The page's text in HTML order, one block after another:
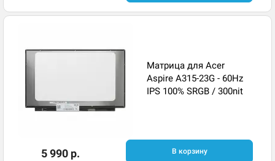
Матрица для Acer
Aspire A315-23G - 60Hz
IPS 100% SRGB / 300nit
5 990 р. В корзину